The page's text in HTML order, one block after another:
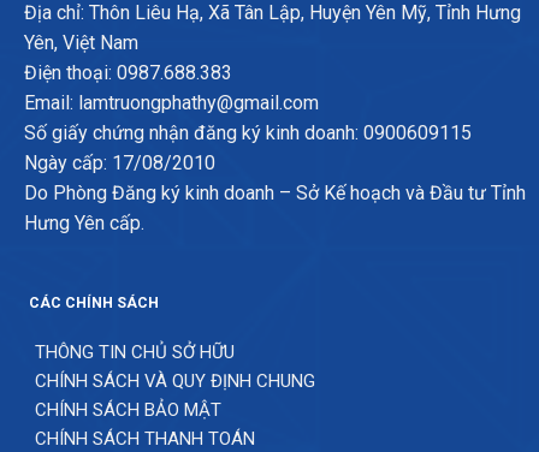
Địa chỉ: Thôn Liêu Hạ, Xã Tân Lập, Huyện Yên Mỹ, Tỉnh Hưng
Yên, Việt Nam
Điện thoại: 0987.688.383
Email: lamtruongphathy@gmail.com
Số giấy chứng nhận đăng ký kinh doanh: 0900609115
Ngày cấp: 17/08/2010
Do Phòng Đăng ký kinh doanh – Sở Kế hoạch và Đầu tư Tỉnh
Hưng Yên cấp.
CÁC CHÍNH SÁCH
THÔNG TIN CHỦ SỞ HỮU
CHÍNH SÁCH VÀ QUY ĐỊNH CHUNG
CHÍNH SÁCH BẢO MẬT
CHÍNH SÁCH THANH TOÁN